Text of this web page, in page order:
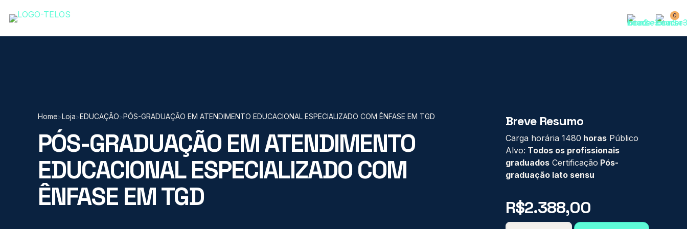
0
Home>Loja>EDUCAÇÃO>PÓS-GRADUAÇÃO EM ATENDIMENTO EDUCACIONAL ESPECIALIZADO COM ÊNFASE EM TGD
PÓS-GRADUAÇÃO EM ATENDIMENTO
EDUCACIONAL ESPECIALIZADO COM
ÊNFASE EM TGD
Breve Resumo
Carga horária 1480 horas Público
Alvo: Todos os profissionais
graduados Certificação Pós-
graduação lato sensu
R$2.388,00